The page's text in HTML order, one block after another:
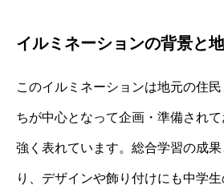
イルミネーションの背景と
このイルミネーションは地元の住
ちが中心となって企画・準備され
強く表れています。総合学習の成
り、デザインや飾り付けにも中学